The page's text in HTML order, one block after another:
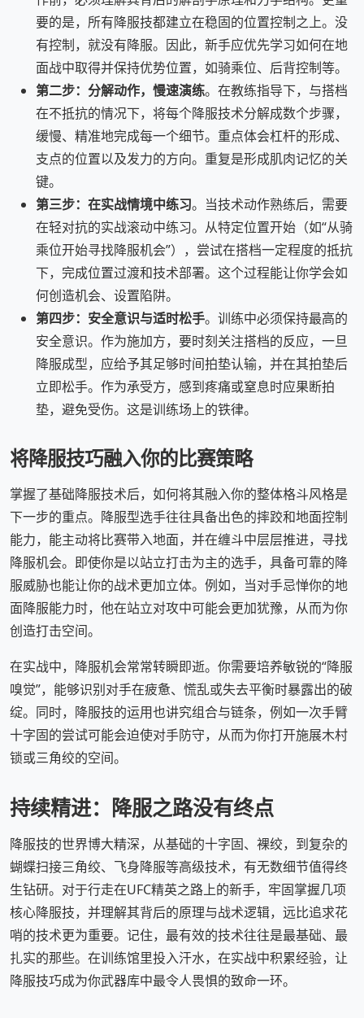
要的是，所有降服技都建立在稳固的位置控制之上。没
有控制，就没有降服。因此，新手应优先学习如何在地
面战中取得并保持优势位置，如骑乘位、后背控制等。
第二步：分解动作，慢速演练。在教练指导下，与搭档
在不抵抗的情况下，将每个降服技术分解成数个步骤，
缓慢、精准地完成每一个细节。重点体会杠杆的形成、
支点的位置以及发力的方向。重复是形成肌肉记忆的关
键。
第三步：在实战情境中练习。当技术动作熟练后，需要
在轻对抗的实战滚动中练习。从特定位置开始（如“从骑
乘位开始寻找降服机会”），尝试在搭档一定程度的抵抗
下，完成位置过渡和技术部署。这个过程能让你学会如
何创造机会、设置陷阱。
第四步：安全意识与适时松手。训练中必须保持最高的
安全意识。作为施加方，要时刻关注搭档的反应，一旦
降服成型，应给予其足够时间拍垫认输，并在其拍垫后
立即松手。作为承受方，感到疼痛或窒息时应果断拍
垫，避免受伤。这是训练场上的铁律。
将降服技巧融入你的比赛策略
掌握了基础降服技术后，如何将其融入你的整体格斗风格是
下一步的重点。降服型选手往往具备出色的摔跤和地面控制
能力，能主动将比赛带入地面，并在缠斗中层层推进，寻找
降服机会。即使你是以站立打击为主的选手，具备可靠的降
服威胁也能让你的战术更加立体。例如，当对手忌惮你的地
面降服能力时，他在站立对攻中可能会更加犹豫，从而为你
创造打击空间。
在实战中，降服机会常常转瞬即逝。你需要培养敏锐的“降服
嗅觉”，能够识别对手在疲惫、慌乱或失去平衡时暴露出的破
绽。同时，降服技的运用也讲究组合与链条，例如一次手臂
十字固的尝试可能会迫使对手防守，从而为你打开施展木村
锁或三角绞的空间。
持续精进：降服之路没有终点
降服技的世界博大精深，从基础的十字固、裸绞，到复杂的
蝴蝶扫接三角绞、飞身降服等高级技术，有无数细节值得终
生钻研。对于行走在UFC精英之路上的新手，牢固掌握几项
核心降服技，并理解其背后的原理与战术逻辑，远比追求花
哨的技术更为重要。记住，最有效的技术往往是最基础、最
扎实的那些。在训练馆里投入汗水，在实战中积累经验，让
降服技巧成为你武器库中最令人畏惧的致命一环。